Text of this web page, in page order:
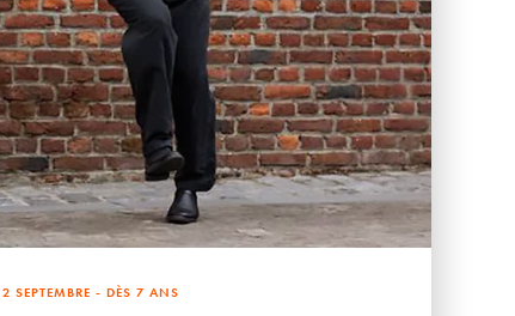
2 SEPTEMBRE - DÈS 7 ANS